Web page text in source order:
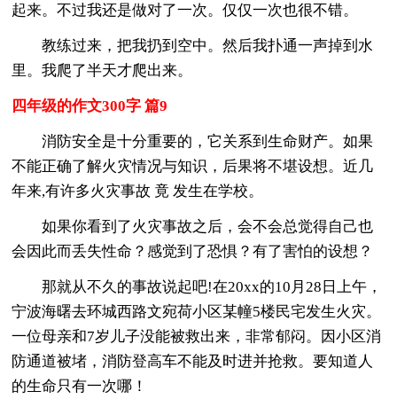
起来。不过我还是做对了一次。仅仅一次也很不错。
教练过来，把我扔到空中。然后我扑通一声掉到水
里。我爬了半天才爬出来。
四年级的作文300字 篇9
消防安全是十分重要的，它关系到生命财产。如果
不能正确了解火灾情况与知识，后果将不堪设想。近几
年来,有许多火灾事故 竟 发生在学校。
如果你看到了火灾事故之后，会不会总觉得自己也
会因此而丢失性命？感觉到了恐惧？有了害怕的设想？
那就从不久的事故说起吧!在20xx的10月28日上午，
宁波海曙去环城西路文宛荷小区某幢5楼民宅发生火灾。
一位母亲和7岁儿子没能被救出来，非常郁闷。因小区消
防通道被堵，消防登高车不能及时进并抢救。要知道人
的生命只有一次哪！